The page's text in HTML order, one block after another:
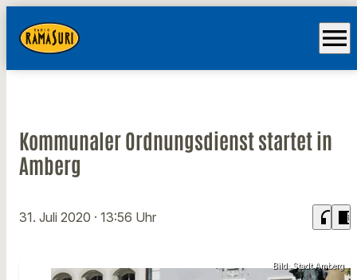
menu
Kommunaler Ordnungsdienst startet in
Amberg
31. Juli 2020 · 13:56 Uhr headphones chrome_reader_mode
Bild: Stadt Amberg